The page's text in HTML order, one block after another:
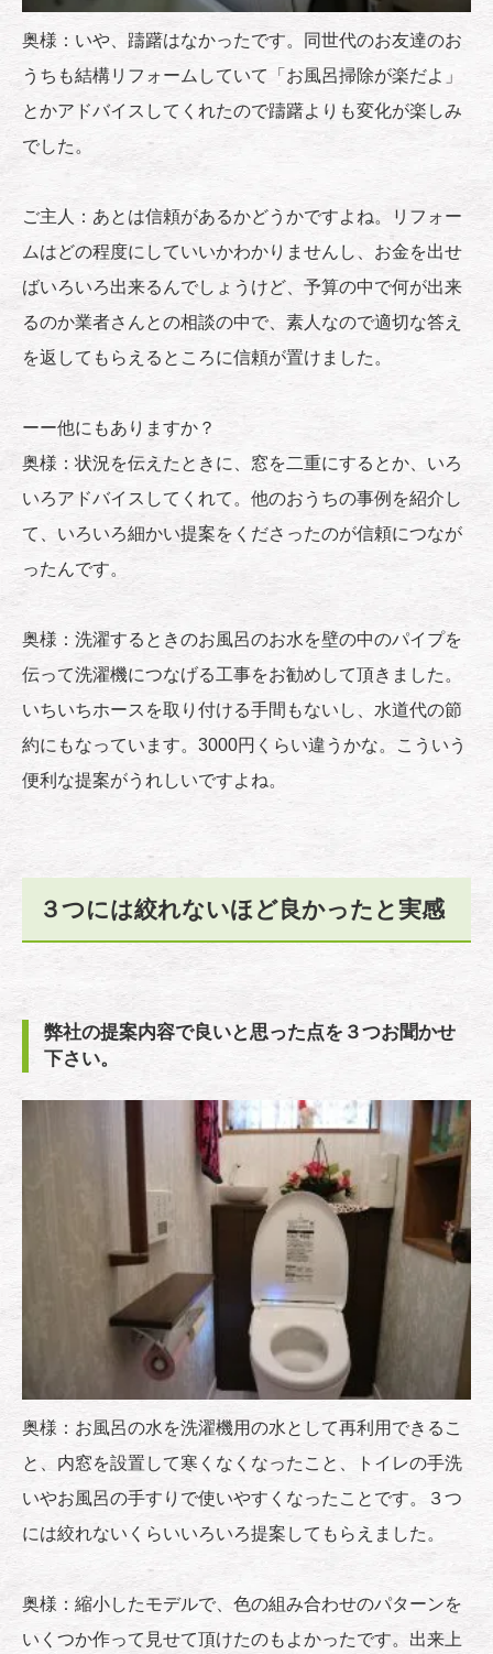
奥様：いや、躊躇はなかったです。同世代のお友達のお
うちも結構リフォームしていて「お風呂掃除が楽だよ」
とかアドバイスしてくれたので躊躇よりも変化が楽しみ
でした。
ご主人：あとは信頼があるかどうかですよね。リフォー
ムはどの程度にしていいかわかりませんし、お金を出せ
ばいろいろ出来るんでしょうけど、予算の中で何が出来
るのか業者さんとの相談の中で、素人なので適切な答え
を返してもらえるところに信頼が置けました。
ーー他にもありますか？
奥様：状況を伝えたときに、窓を二重にするとか、いろ
いろアドバイスしてくれて。他のおうちの事例を紹介し
て、いろいろ細かい提案をくださったのが信頼につなが
ったんです。
奥様：洗濯するときのお風呂のお水を壁の中のパイプを
伝って洗濯機につなげる工事をお勧めして頂きました。
いちいちホースを取り付ける手間もないし、水道代の節
約にもなっています。3000円くらい違うかな。こういう
便利な提案がうれしいですよね。
３つには絞れないほど良かったと実感
弊社の提案内容で良いと思った点を３つお聞かせ
下さい。
奥様：お風呂の水を洗濯機用の水として再利用できるこ
と、内窓を設置して寒くなくなったこと、トイレの手洗
いやお風呂の手すりで使いやすくなったことです。３つ
には絞れないくらいいろいろ提案してもらえました。
奥様：縮小したモデルで、色の組み合わせのパターンを
いくつか作って見せて頂けたのもよかったです。出来上